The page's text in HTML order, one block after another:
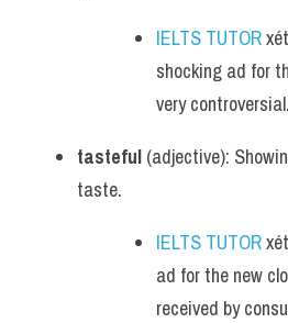
IELTS TUTOR
shocking ad for
very controversial.
tasteful (adjective):
taste.
IELTS TUTOR
ad for the new
received by